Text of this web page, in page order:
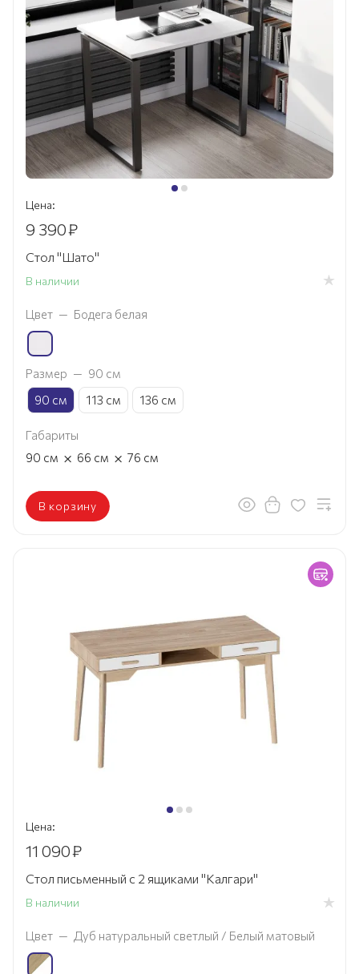
Цена:
9 390₽
Стол "Шато"
В наличии
Цвет — Бодега белая
Размер — 90 см
90 см
113 см 136 см
Габариты
90 см × 66 см × 76 см
В корзину
Цена:
11 090₽
Стол письменный с 2 ящиками "Калгари"
В наличии
Цвет — Дуб натуральный светлый / Белый матовый